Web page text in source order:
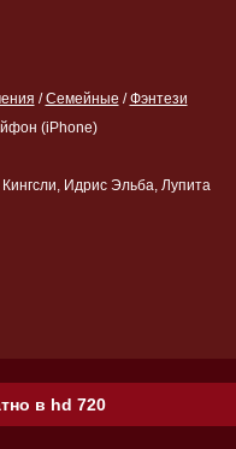
/Семейные /Фэнтези
(iPhone)
Идрис Эльба, Лупита
в hd 720